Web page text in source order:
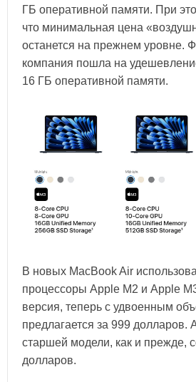
ГБ оперативной памяти. При
что минимальная цена
останется на прежнем уровне.
компания пошла на
16 ГБ оперативной памяти.
В новых MacBook Air
процессоры Apple M2 и Apple
версия, теперь с удвоенным
предлагается за 999 долларов.
старшей модели, как и прежде,
долларов.